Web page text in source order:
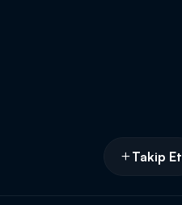
Takip Et